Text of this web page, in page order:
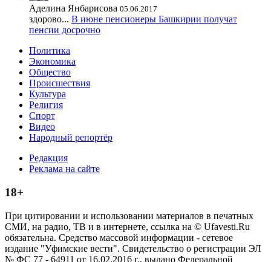
Аделина Янбарисова 05.06.2017
здорово... В июне пенсионеры Башкирии получат
пенсии досрочно
Политика
Экономика
Общество
Происшествия
Культура
Религия
Спорт
Видео
Народный репортёр
Редакция
Реклама на сайте
18+
При цитировании и использовании материалов в печатных
СМИ, на радио, ТВ и в интернете, ссылка на © Ufavesti.Ru
обязательна. Средство массовой информации - сетевое
издание "Уфимские вести". Свидетельство о регистрации ЭЛ
№ ФС 77 - 64911 от 16.02.2016 г., выдано Федеральной